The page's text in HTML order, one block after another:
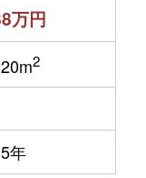
万円
2
年